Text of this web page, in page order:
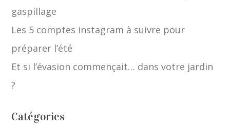
gaspillage
Les 5 comptes instagram à suivre pour
préparer l’été
Et si l’évasion commençait… dans votre jardin
?
Catégories